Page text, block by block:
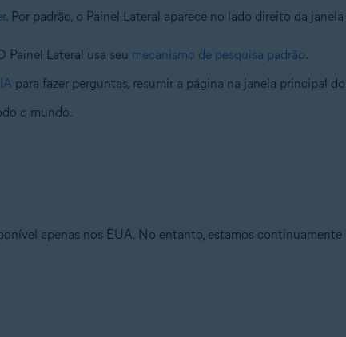
. Por padrão, o Painel Lateral aparece no lado direito da
Painel Lateral usa seu mecanismo de pesquisa padrão.
para fazer perguntas, resumir a página na janela principal
o mundo.
apenas nos EUA. No entanto, estamos continuamente